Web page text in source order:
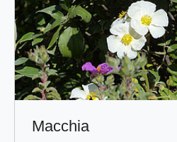
Macchia